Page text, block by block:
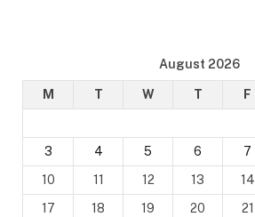
August 2026
M T W T F
3
4 5 6 7
10
11 12 13 14
17
18 19 20 21